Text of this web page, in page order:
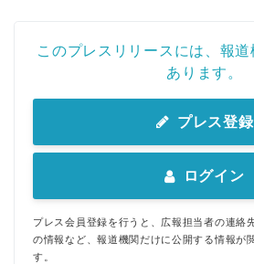
このプレスリリースには、報
あります。
プレス登録
ログイン
プレス会員登録を行うと、広報担当者の連絡
の情報など、報道機関だけに公開する情報が
す。